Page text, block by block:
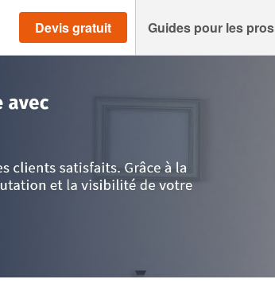
Devis gratuit Guides pour les pros